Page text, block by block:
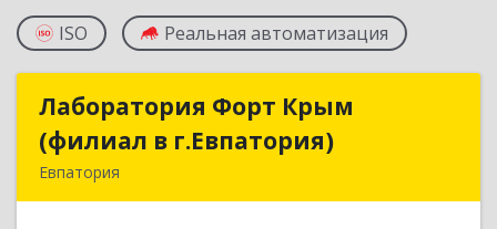
ISO Реальная автоматизация
Лаборатория Форт Крым
(филиал в г.Евпатория)
Евпатория
Лаборатория Форт Крым
(филиал в г.Евпатория)